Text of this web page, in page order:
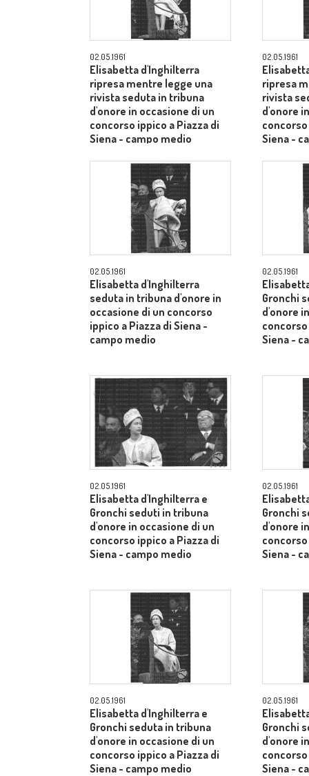
02.05.1961
Elisabetta d'Inghilterra
ripresa mentre legge una
rivista seduta in tribuna
d'onore in occasione di un
concorso ippico a Piazza di
Siena - campo medio
02.05.1961
ripresa
rivista
d'onore
Siena -
02.05.1961
Elisabetta d'Inghilterra
seduta in tribuna d'onore in
occasione di un concorso
ippico a Piazza di Siena -
campo medio
02.05.1961
Gronchi
d'onore
Siena -
02.05.1961
Elisabetta d'Inghilterra e
Gronchi seduti in tribuna
d'onore in occasione di un
concorso ippico a Piazza di
Siena - campo medio
02.05.1961
Gronchi
d'onore
Siena -
02.05.1961
Elisabetta d'Inghilterra e
Gronchi seduta in tribuna
d'onore in occasione di un
concorso ippico a Piazza di
Siena - campo medio
02.05.1961
Gronchi
d'onore
Siena -